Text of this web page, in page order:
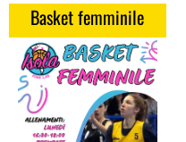
Basket femminile